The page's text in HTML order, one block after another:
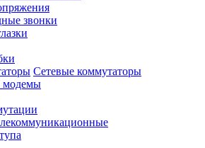
звонки
Сетевые коммутаторы
модемы